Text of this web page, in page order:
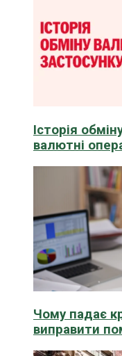
Історія
валютні
Чому падає
виправити